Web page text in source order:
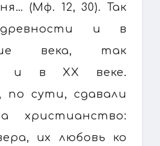
(Мф. 12, 30). Так
и в
века, так
и в XX веке.
по сути, сдавали
христианство:
их любовь ко